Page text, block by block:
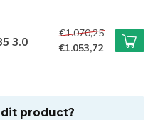
3.0
€1.070,25
€1.053,72
dit product?